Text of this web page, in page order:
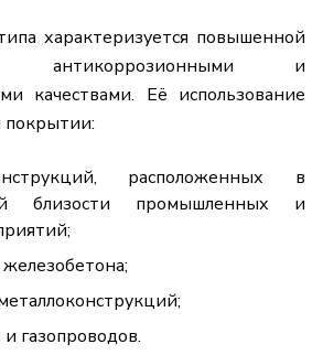
характеризуется повышенной
антикоррозионными и
качествами. Её использование
покрытии:
расположенных в
близости промышленных и
газопроводов.